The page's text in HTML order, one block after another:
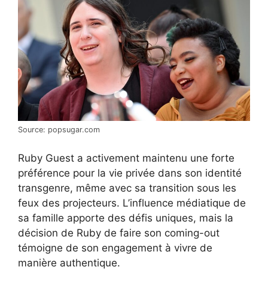
Source: popsugar.com
Ruby Guest a activement maintenu une forte
préférence pour la vie privée dans son identité
transgenre, même avec sa transition sous les
feux des projecteurs. L’influence médiatique de
sa famille apporte des défis uniques, mais la
décision de Ruby de faire son coming-out
témoigne de son engagement à vivre de
manière authentique.